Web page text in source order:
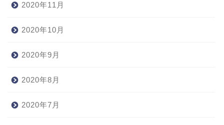
2020年11月
2020年10月
2020年9月
2020年8月
2020年7月